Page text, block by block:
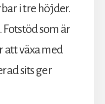
i tre höjder.
som är
att växa med
sits ger